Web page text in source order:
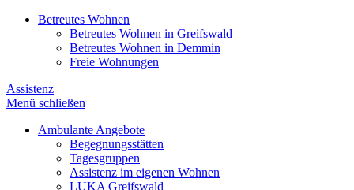
Betreutes Wohnen
Betreutes Wohnen in Greifswald
Betreutes Wohnen in Demmin
Freie Wohnungen
Assistenz
Menü schließen
Ambulante Angebote
Begegnungsstätten
Tagesgruppen
Assistenz im eigenen Wohnen
LUKA Greifswald